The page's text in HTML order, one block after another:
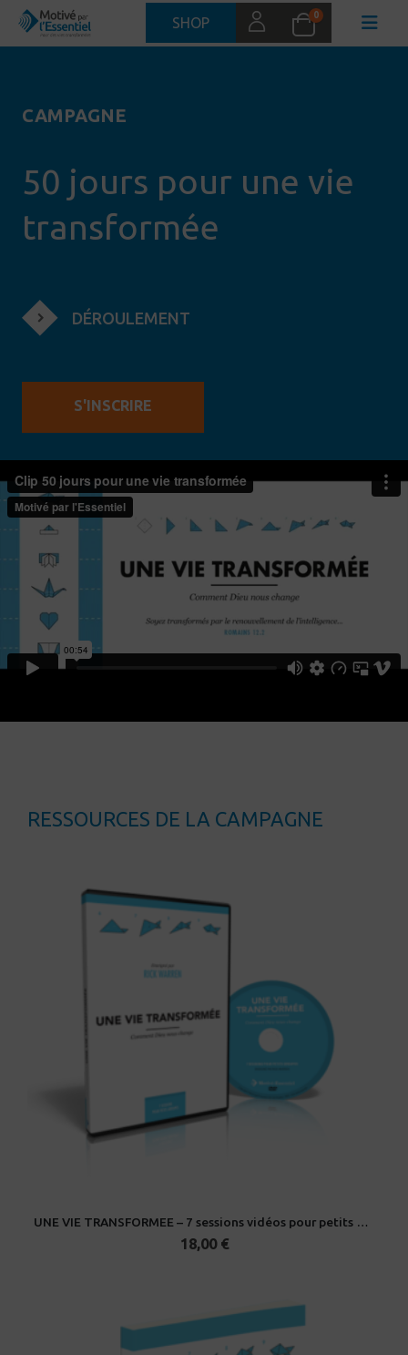
SHOP 0
CAMPAGNE
50 jours pour une vie
transformée
DÉROULEMENT
S'INSCRIRE
RESSOURCES DE LA CAMPAGNE
UNE VIE TRANSFORMEE – 7 sessions vidéos pour petits groupes
18,00 €